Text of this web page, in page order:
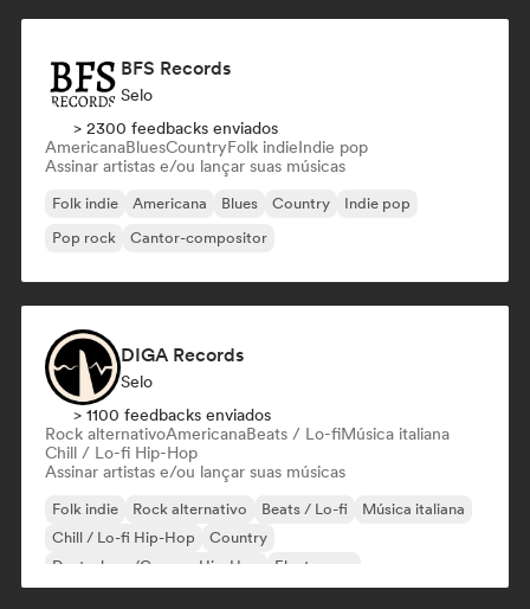
BFS Records
Selo
> 2300 feedbacks enviados
AmericanaBluesCountryFolk indieIndie pop
Assinar artistas e/ou lançar suas músicas
Folk indie Americana Blues Country
Indie pop
Pop rock
Cantor-compositor
DIGA Records
Selo
> 1100 feedbacks enviados
Rock alternativoAmericanaBeats / Lo-fiMúsica italiana
Chill / Lo-fi Hip-Hop
Assinar artistas e/ou lançar suas músicas
Folk indie Rock alternativo Beats / Lo-fi
Música italiana
Chill / Lo-fi Hip-Hop
Country
Deutschrap/German Hip-Hop
Electropop